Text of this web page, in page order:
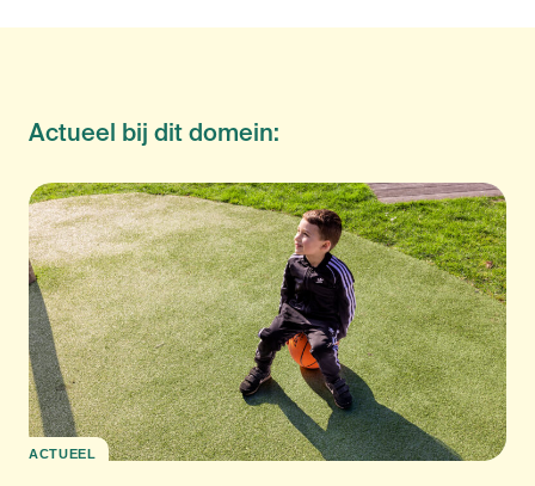
Actueel bij dit domein:
ACTUEEL